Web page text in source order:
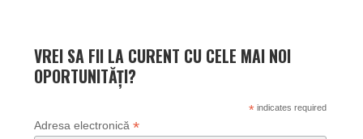
VREI SA FII LA CURENT CU CELE MAI NOI
OPORTUNITĂȚI?
*indicates required
Adresa electronică *